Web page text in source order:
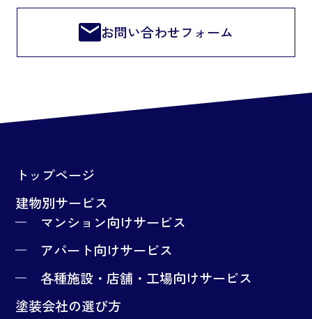
お問い合わせフォーム
トップページ
建物別サービス
マンション向けサービス
アパート向けサービス
各種施設・店舗・工場向けサービス
塗装会社の選び方